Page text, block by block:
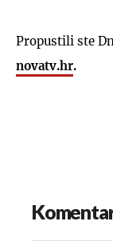
Propustili ste
novatv.hr.